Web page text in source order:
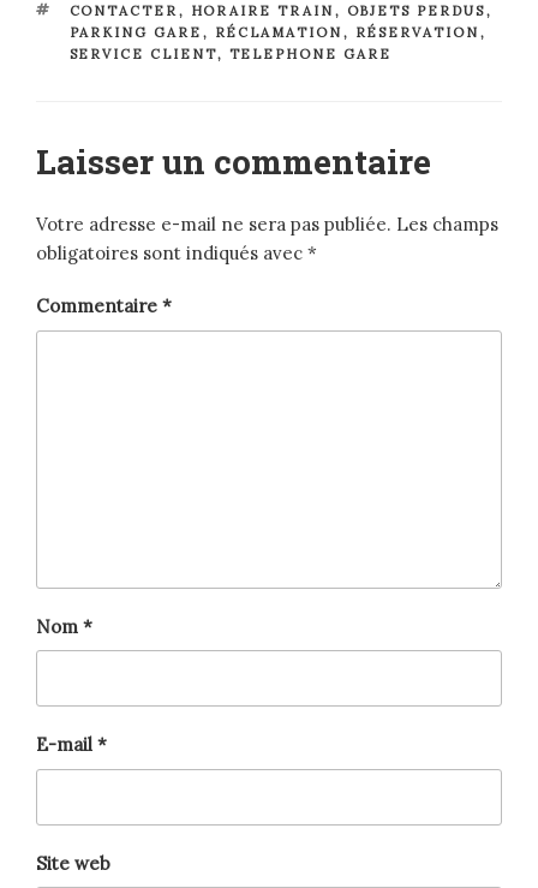
ÉTIQUETTES
CONTACTER, HORAIRE TRAIN , OBJETS PERDUS,
PARKING GARE , RÉCLAMATION , RÉSERVATION ,
SERVICE CLIENT, TELEPHONE GARE
Laisser un commentaire
Votre adresse e-mail ne sera pas publiée. Les champs
obligatoires sont indiqués avec *
Commentaire *
Nom *
E-mail *
Site web